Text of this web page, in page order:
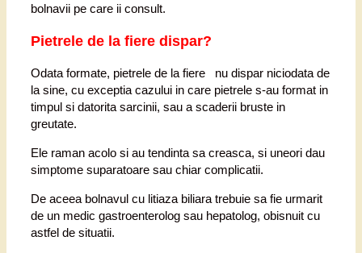
bolnavii pe care ii consult.
Pietrele de la fiere dispar?
Odata formate, pietrele de la fiere nu dispar niciodata de
la sine, cu exceptia cazului in care pietrele s-au format in
timpul si datorita sarcinii, sau a scaderii bruste in
greutate.
Ele raman acolo si au tendinta sa creasca, si uneori dau
simptome suparatoare sau chiar complicatii.
De aceea bolnavul cu litiaza biliara trebuie sa fie urmarit
de un medic gastroenterolog sau hepatolog, obisnuit cu
astfel de situatii.